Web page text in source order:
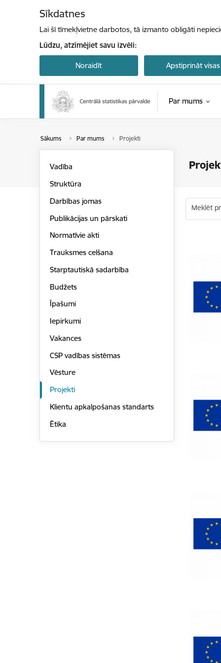
Sīkdatnes
Lai šī tīmekļvietne darbotos, tā izmanto obligāti
Lūdzu, atzīmējiet savu izvēli:
Noraidīt Apstiprināt visas
Par mums
Sākums Par mums Projekti
Vadība
Struktūra
Darbības jomas
Publikācijas un pārskati
Normatīvie akti
Trauksmes celšana
Starptautiskā sadarbība
Budžets
Īpašumi
Iepirkumi
Vakances
CSP vadības sistēmas
Vēsture
Projekti
Klientu apkalpošanas standarts
Ētika
Meklēt